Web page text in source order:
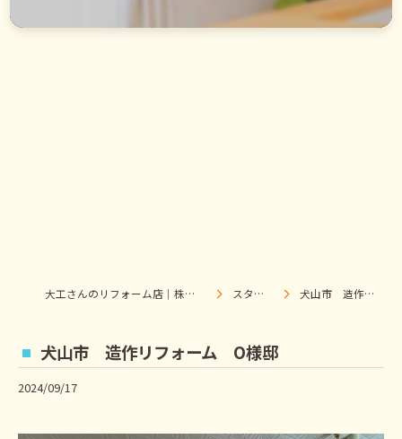
大工さんのリフォーム店｜株式会社ウィズホーム｜扶桑・犬山 スタッフブログ 犬山市 造作リフォーム O様邸
犬山市 造作リフォーム O様邸
2024/09/17